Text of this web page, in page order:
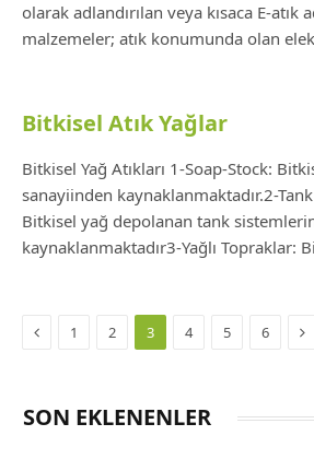
olarak adlandırılan veya kısaca E-atık
malzemeler; atık konumunda olan
Bitkisel Atık Yağlar
Bitkisel Yağ Atıkları 1-Soap-Stock:
sanayiinden kaynaklanmaktadır.2-
Bitkisel yağ depolanan tank
kaynaklanmaktadır3-Yağlı Topraklar:
Previous
1 2 3 4 5 6
SON EKLENENLER